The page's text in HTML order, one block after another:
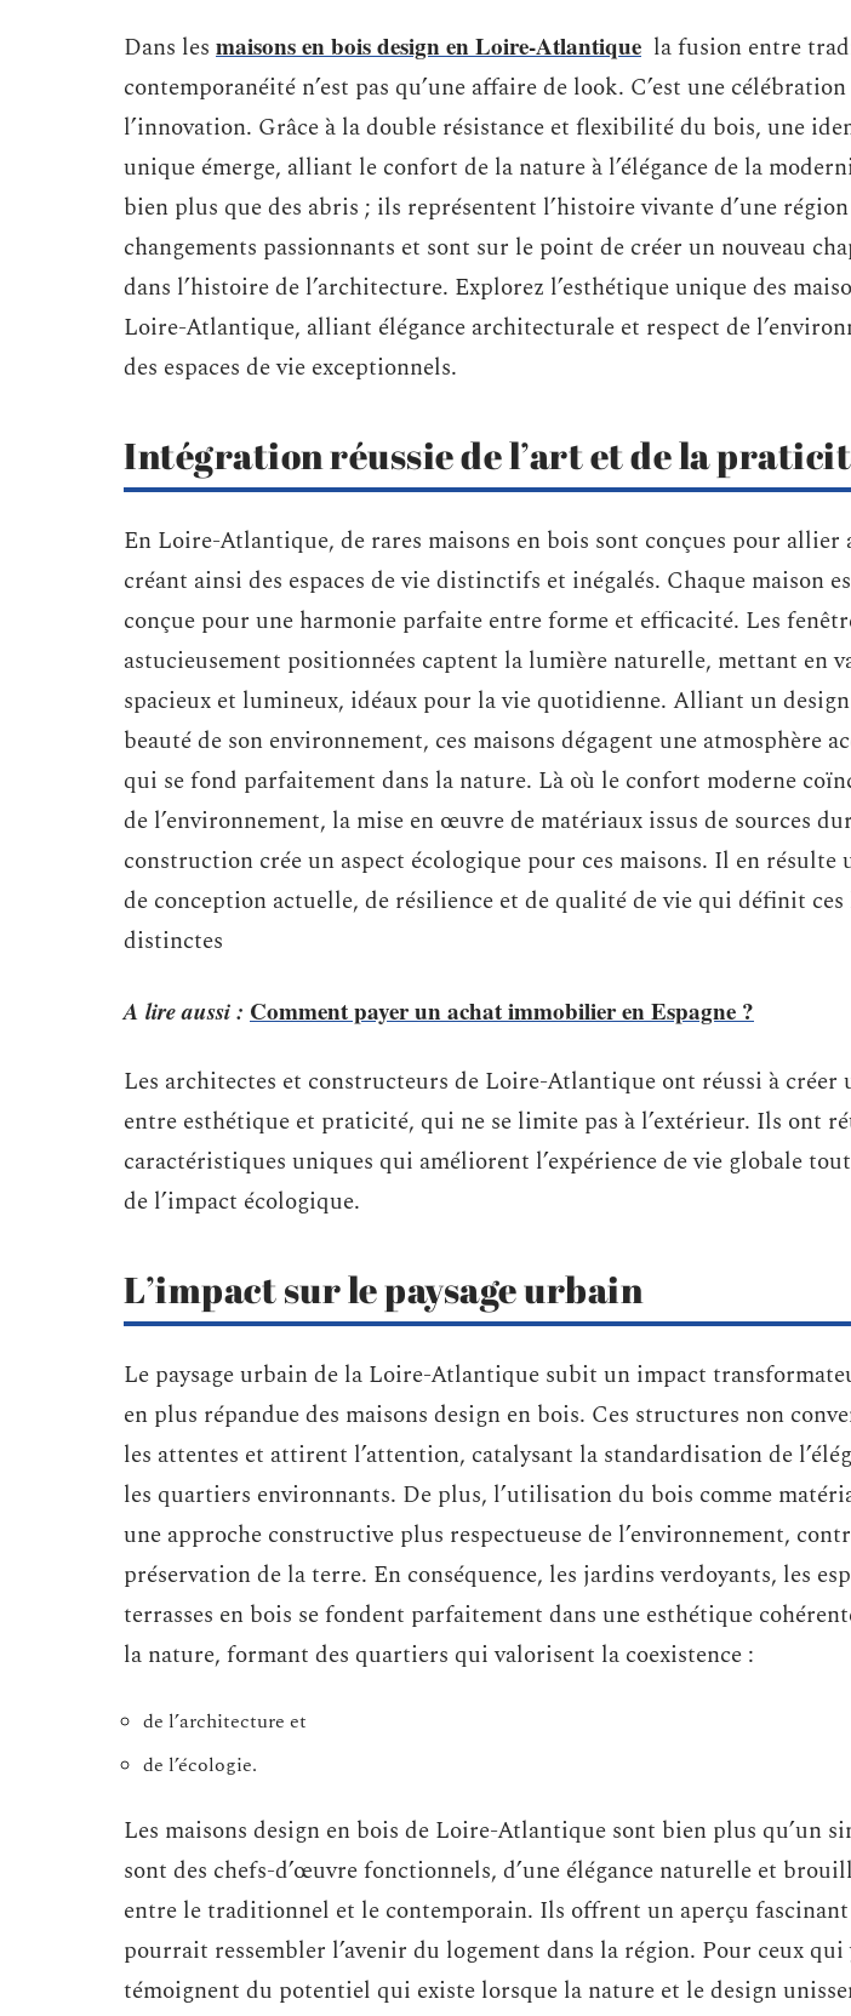
Dans les maisons en bois design en Loire-Atlantique la fusion entre
contemporanéité n’est pas qu’une affaire de look. C’est une
l’innovation. Grâce à la double résistance et flexibilité du bois, une
unique émerge, alliant le confort de la nature à l’élégance de la
bien plus que des abris ; ils représentent l’histoire vivante d’une région
changements passionnants et sont sur le point de créer un nouveau
dans l’histoire de l’architecture. Explorez l’esthétique unique des
Loire-Atlantique, alliant élégance architecturale et respect de
des espaces de vie exceptionnels.
Intégration réussie de l’art et de la
En Loire-Atlantique, de rares maisons en bois sont conçues pour
créant ainsi des espaces de vie distinctifs et inégalés. Chaque maison
conçue pour une harmonie parfaite entre forme et efficacité. Les
astucieusement positionnées captent la lumière naturelle, mettant en
spacieux et lumineux, idéaux pour la vie quotidienne. Alliant un
beauté de son environnement, ces maisons dégagent une atmosphère
qui se fond parfaitement dans la nature. Là où le confort moderne
de l’environnement, la mise en œuvre de matériaux issus de sources
construction crée un aspect écologique pour ces maisons. Il en
de conception actuelle, de résilience et de qualité de vie qui définit
distinctes
A lire aussi : Comment payer un achat immobilier en Espagne ?
Les architectes et constructeurs de Loire-Atlantique ont réussi à créer
entre esthétique et praticité, qui ne se limite pas à l’extérieur. Ils ont
caractéristiques uniques qui améliorent l’expérience de vie globale
de l’impact écologique.
L’impact sur le paysage urbain
Le paysage urbain de la Loire-Atlantique subit un impact
en plus répandue des maisons design en bois. Ces structures non
les attentes et attirent l’attention, catalysant la standardisation de
les quartiers environnants. De plus, l’utilisation du bois comme
une approche constructive plus respectueuse de l’environnement,
préservation de la terre. En conséquence, les jardins verdoyants, les
terrasses en bois se fondent parfaitement dans une esthétique
la nature, formant des quartiers qui valorisent la coexistence :
de l’architecture et
de l’écologie.
Les maisons design en bois de Loire-Atlantique sont bien plus qu’un
sont des chefs-d’œuvre fonctionnels, d’une élégance naturelle et
entre le traditionnel et le contemporain. Ils offrent un aperçu fascinant
pourrait ressembler l’avenir du logement dans la région. Pour ceux
témoignent du potentiel qui existe lorsque la nature et le design